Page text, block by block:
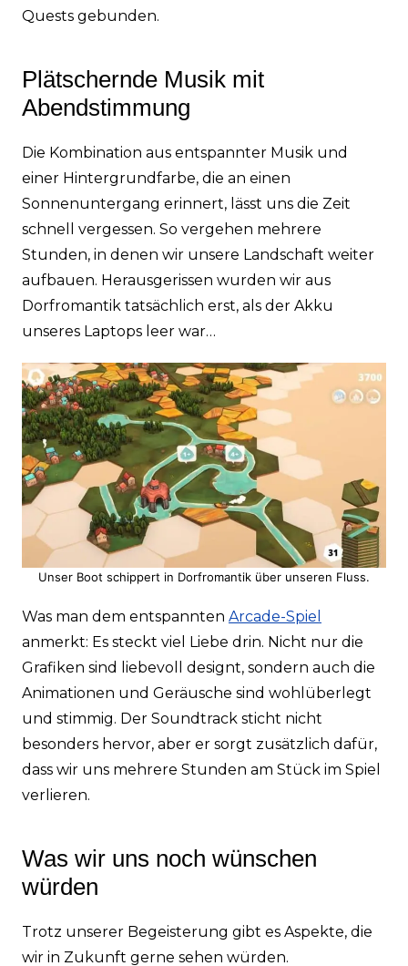
Quests gebunden.
Plätschernde Musik mit
Abendstimmung
Die Kombination aus entspannter Musik und
einer Hintergrundfarbe, die an einen
Sonnenuntergang erinnert, lässt uns die Zeit
schnell vergessen. So vergehen mehrere
Stunden, in denen wir unsere Landschaft weiter
aufbauen. Herausgerissen wurden wir aus
Dorfromantik tatsächlich erst, als der Akku
unseres Laptops leer war…
Unser Boot schippert in Dorfromantik über unseren Fluss.
Was man dem entspannten Arcade-Spiel
anmerkt: Es steckt viel Liebe drin. Nicht nur die
Grafiken sind liebevoll designt, sondern auch die
Animationen und Geräusche sind wohlüberlegt
und stimmig. Der Soundtrack sticht nicht
besonders hervor, aber er sorgt zusätzlich dafür,
dass wir uns mehrere Stunden am Stück im Spiel
verlieren.
Was wir uns noch wünschen
würden
Trotz unserer Begeisterung gibt es Aspekte, die
wir in Zukunft gerne sehen würden.